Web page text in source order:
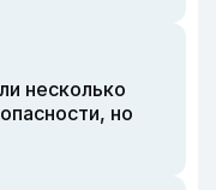
несколько
но